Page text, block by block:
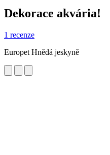
Dekorace akvária!
1 recenze
Europet Hnědá jeskyně